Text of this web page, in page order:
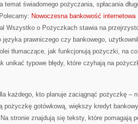
temat świadomego pożyczania, spłacania
Nowoczesna bankowość internetowa
Wszystko o Pożyczkach stawia na
języka prawniczego czy bankowego,
tłumaczące, jak funkcjonują pożyczki, na
unikać typowe błędy, które czyhają na
każdego, kto planuje zaciągnąć pożyczkę –
pożyczkę gotówkową, większy kredyt
stronie znajdują się teksty, które pomagają